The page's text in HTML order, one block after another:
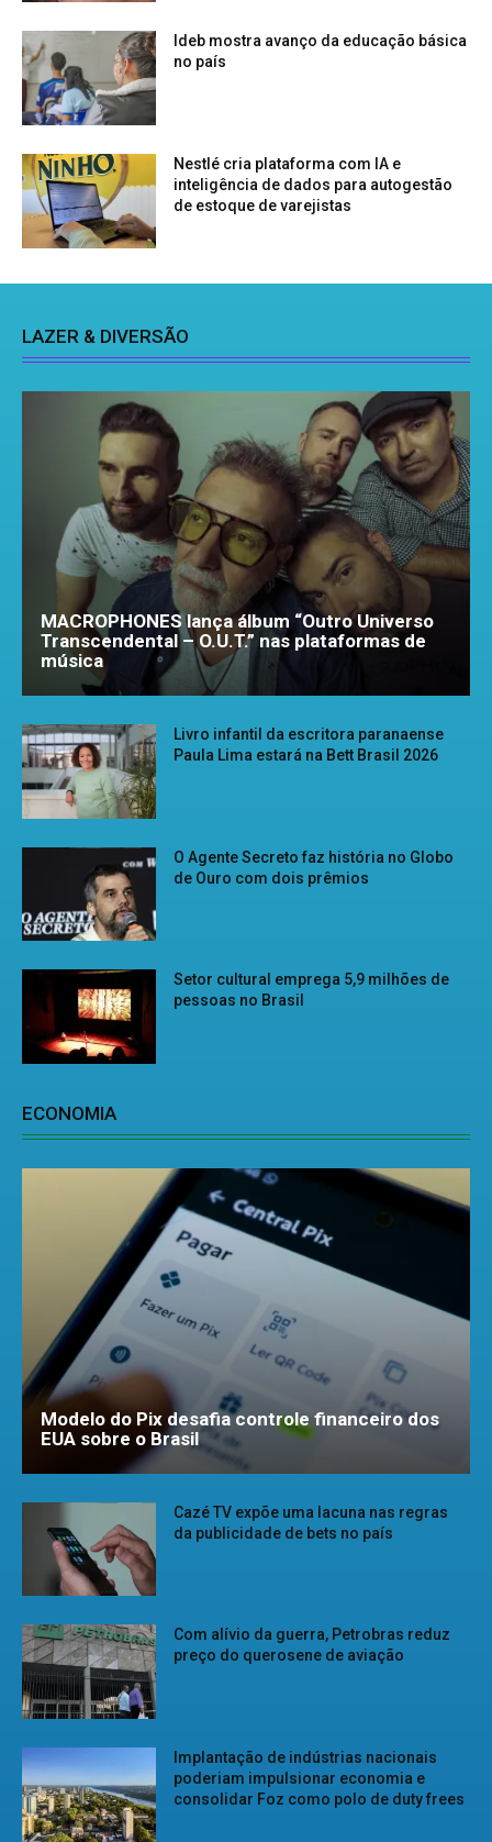
Ideb mostra avanço da educação básica
no país
Nestlé cria plataforma com IA e
inteligência de dados para autogestão
de estoque de varejistas
LAZER & DIVERSÃO
MACROPHONES lança álbum “Outro Universo
Transcendental – O.U.T.” nas plataformas de
música
Livro infantil da escritora paranaense
Paula Lima estará na Bett Brasil 2026
O Agente Secreto faz história no Globo
de Ouro com dois prêmios
Setor cultural emprega 5,9 milhões de
pessoas no Brasil
ECONOMIA
Modelo do Pix desafia controle financeiro dos
EUA sobre o Brasil
Cazé TV expõe uma lacuna nas regras
da publicidade de bets no país
Com alívio da guerra, Petrobras reduz
preço do querosene de aviação
Implantação de indústrias nacionais
poderiam impulsionar economia e
consolidar Foz como polo de duty frees